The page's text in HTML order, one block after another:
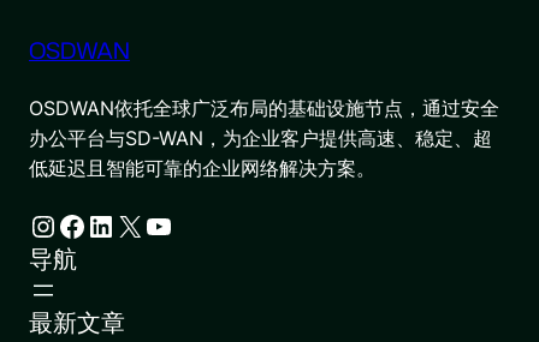
OSDWAN
OSDWAN依托全球广泛布局的基础设施节点，通过安全
办公平台与SD-WAN，为企业客户提供高速、稳定、超
低延迟且智能可靠的企业网络解决方案。
Instagram Facebook LinkedIn X YouTube
导航
最新文章